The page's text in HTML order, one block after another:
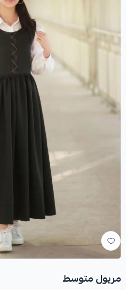
مريول متوسط